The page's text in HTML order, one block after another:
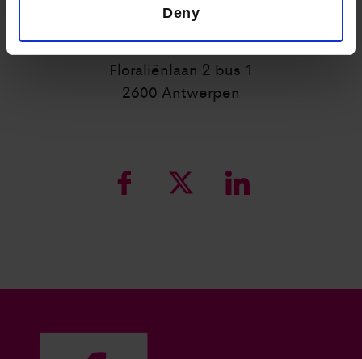
Deny
Floraliënlaan 2 bus 1
2600 Antwerpen